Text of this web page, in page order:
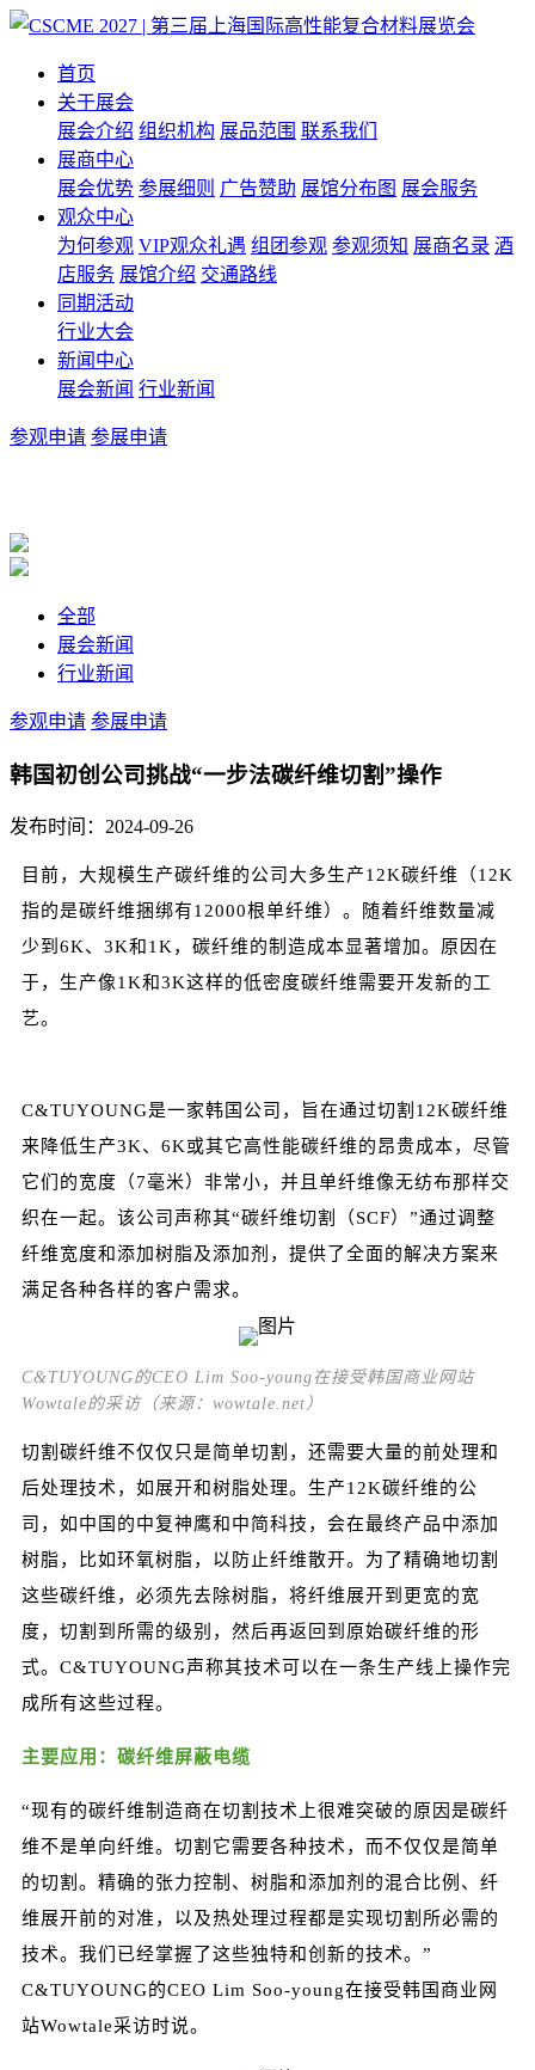
首页
关于展会
展会介绍 组织机构 展品范围 联系我们
展商中心
展会优势 参展细则 广告赞助 展馆分布图 展会服务
观众中心
为何参观 VIP观众礼遇 组团参观 参观须知 展商名录 酒
店服务 展馆介绍 交通路线
同期活动
行业大会
新闻中心
展会新闻 行业新闻
参观申请 参展申请
全部
展会新闻
行业新闻
参观申请 参展申请
韩国初创公司挑战“一步法碳纤维切割”操作
发布时间：2024-09-26
目前，大规模生产碳纤维的公司大多生产12K碳纤维（12K
指的是碳纤维捆绑有12000根单纤维）。随着纤维数量减
少到6K、3K和1K，碳纤维的制造成本显著增加。原因在
于，生产像1K和3K这样的低密度碳纤维需要开发新的工
艺。
C&TUYOUNG是一家韩国公司，旨在通过切割12K碳纤维
来降低生产3K、6K或其它高性能碳纤维的昂贵成本，尽管
它们的宽度（7毫米）非常小，并且单纤维像无纺布那样交
织在一起。该公司声称其“碳纤维切割（SCF）”通过调整
纤维宽度和添加树脂及添加剂，提供了全面的解决方案来
满足各种各样的客户需求。
C&TUYOUNG的CEO Lim Soo-young在接受韩国商业网站
Wowtale的采访（来源：wowtale.net）
切割碳纤维不仅仅只是简单切割，还需要大量的前处理和
后处理技术，如展开和树脂处理。生产12K碳纤维的公
司，如中国的中复神鹰和中简科技，会在最终产品中添加
树脂，比如环氧树脂，以防止纤维散开。为了精确地切割
这些碳纤维，必须先去除树脂，将纤维展开到更宽的宽
度，切割到所需的级别，然后再返回到原始碳纤维的形
式。C&TUYOUNG声称其技术可以在一条生产线上操作完
成所有这些过程。
主要应用：碳纤维屏蔽电缆
“现有的碳纤维制造商在切割技术上很难突破的原因是碳纤
维不是单向纤维。切割它需要各种技术，而不仅仅是简单
的切割。精确的张力控制 、树脂和添加剂的混合比例、纤
维展开前的对准，以及热处理过程都是实现切割所必需的
技术。我们已经掌握了这些独特和创新的技术。”
C&TUYOUNG的CEO Lim Soo-young在接受韩国商业网
站Wowtale采访时说。